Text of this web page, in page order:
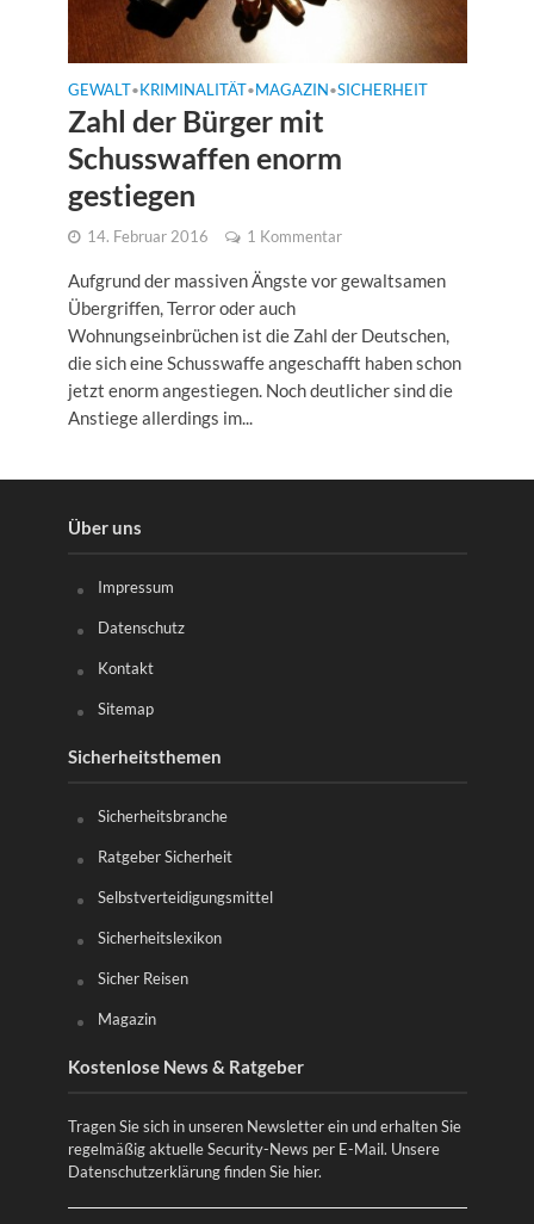
GEWALT• KRIMINALITÄT• MAGAZIN •SICHERHEIT
Zahl der Bürger mit
Schusswaffen enorm
gestiegen
14. Februar 2016 1 Kommentar
Aufgrund der massiven Ängste vor gewaltsamen
Übergriffen, Terror oder auch
Wohnungseinbrüchen ist die Zahl der Deutschen,
die sich eine Schusswaffe angeschafft haben schon
jetzt enorm angestiegen. Noch deutlicher sind die
Anstiege allerdings im...
Über uns
Impressum
Datenschutz
Kontakt
Sitemap
Sicherheitsthemen
Sicherheitsbranche
Ratgeber Sicherheit
Selbstverteidigungsmittel
Sicherheitslexikon
Sicher Reisen
Magazin
Kostenlose News & Ratgeber
Tragen Sie sich in unseren Newsletter ein und erhalten Sie
regelmäßig aktuelle Security-News per E-Mail. Unsere
Datenschutzerklärung finden Sie hier.